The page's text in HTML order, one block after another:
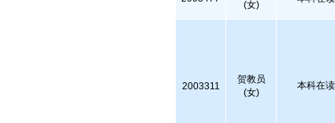
(女)
2003311
贺教员
(女)
本科在读